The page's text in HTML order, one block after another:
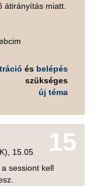
átirányítás miatt.
és belépés
szükséges
új téma
15
15.05
sessiont kell